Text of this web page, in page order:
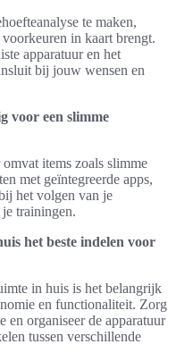
te maken,
in kaart brengt.
apparatuur en het
bij jouw wensen en
voor een slimme
items zoals slimme
met geïntegreerde apps,
het volgen van je
trainingen.
het beste indelen voor
in huis is het belangrijk
en functionaliteit. Zorg
en organiseer de apparatuur
tussen verschillende